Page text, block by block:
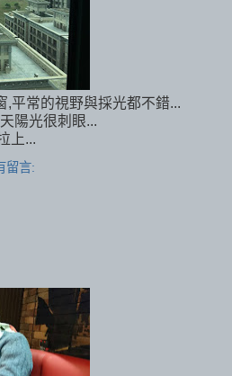
,平常的視野與採光都不錯...
陽光很刺眼...
上...
留言: